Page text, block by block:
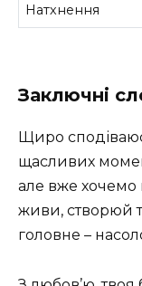
Натхнення
Заключні
Щиро
щасливих
але вже хочемо
живи, створюй
головне –